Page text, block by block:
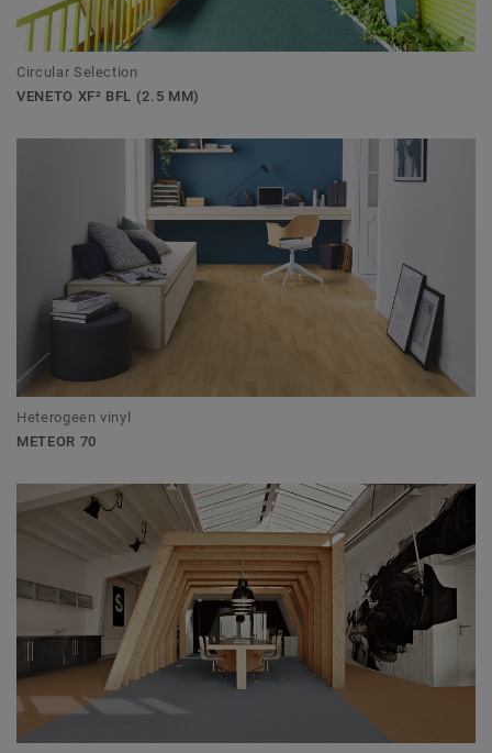
Circular Selection
VENETO XF² BFL (2.5 MM)
Heterogeen vinyl
METEOR 70